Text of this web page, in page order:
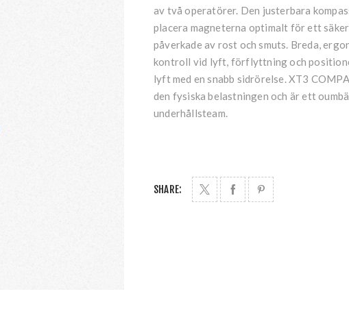
av två operatörer. Den justerbara
placera magneterna optimalt för ett
påverkade av rost och smuts. Breda,
kontroll vid lyft, förflyttning och
lyft med en snabb sidrörelse. XT3
den fysiska belastningen och är ett
underhållsteam.
SHARE: